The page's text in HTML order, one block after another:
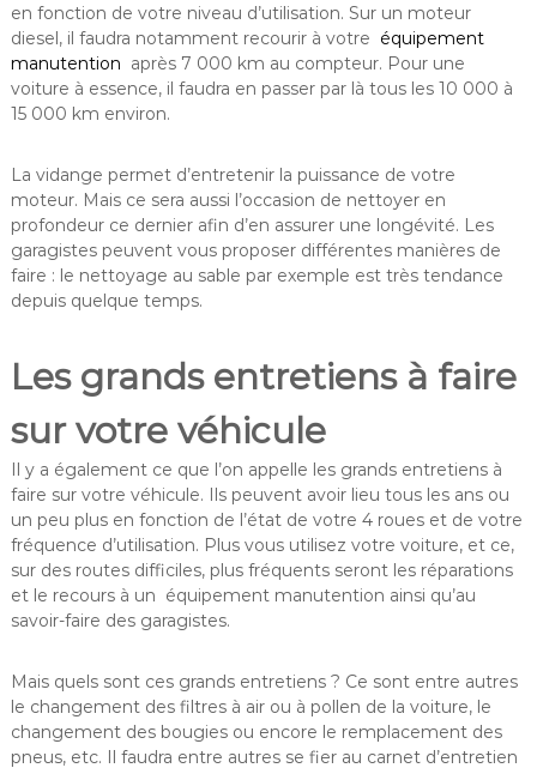
en fonction de votre niveau d’utilisation. Sur un moteur
diesel, il faudra notamment recourir à votre équipement
manutention après 7 000 km au compteur. Pour une
voiture à essence, il faudra en passer par là tous les 10 000 à
15 000 km environ.
La vidange permet d’entretenir la puissance de votre
moteur. Mais ce sera aussi l’occasion de nettoyer en
profondeur ce dernier afin d’en assurer une longévité. Les
garagistes peuvent vous proposer différentes manières de
faire : le nettoyage au sable par exemple est très tendance
depuis quelque temps.
Les grands entretiens à faire
sur votre véhicule
Il y a également ce que l’on appelle les grands entretiens à
faire sur votre véhicule. Ils peuvent avoir lieu tous les ans ou
un peu plus en fonction de l’état de votre 4 roues et de votre
fréquence d’utilisation. Plus vous utilisez votre voiture, et ce,
sur des routes difficiles, plus fréquents seront les réparations
et le recours à un équipement manutention ainsi qu’au
savoir-faire des garagistes.
Mais quels sont ces grands entretiens ? Ce sont entre autres
le changement des filtres à air ou à pollen de la voiture, le
changement des bougies ou encore le remplacement des
pneus, etc. Il faudra entre autres se fier au carnet d’entretien